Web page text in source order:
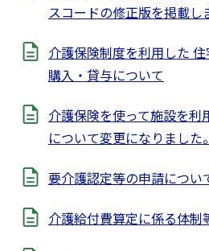
スコードの修正版を掲載し
介護保険制度を利用した
購入・貸与について
介護保険を使って施設を利
について変更になりました。
要介護認定等の申請につい
介護給付費算定に係る体制